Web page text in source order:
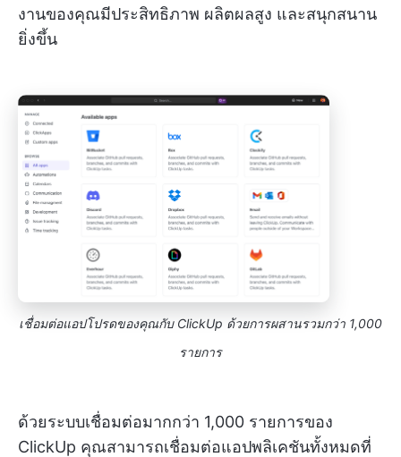
งานของคุณมีประสิทธิภาพ ผลิตผลสูง และสนุกสนาน
ยิ่งขึ้น
เชื่อมต่อแอปโปรดของคุณกับ ClickUp ด้วยการผสานรวมกว่า 1,000
รายการ
ด้วยระบบเชื่อมต่อมากกว่า 1,000 รายการของ
ClickUp คุณสามารถเชื่อมต่อแอปพลิเคชันทั้งหมดที่